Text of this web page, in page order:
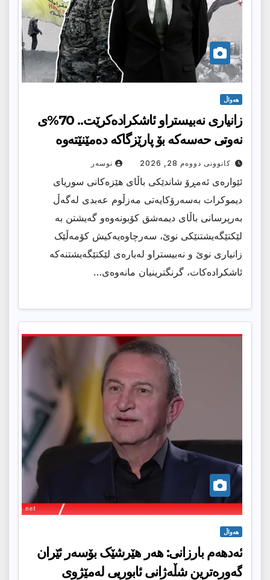
هەواڵ
زانیاری نەبیستراو ئاشکرادەکرێت.. 70%ی
نەوتی حەسەکە بۆ پارێزگاکە دەمێنێتەوە
کانوونی دووەم 28, 2026 نوسەر
ئێوارەی ئەمڕۆ شاندێکی باڵای هێزەکانی سوریای
دیموکرات بەسەرۆکایەتی مەزڵوم عەبدی لەگەڵ
بەرپرسانی باڵای دیمەشق کۆبونەوەو گەیشتن بە
لێکتێگەیشتنێکی نوێ، سەرچاوەیەکیش کۆمەڵێک
زانیاری نوێ و نەبیستراو لەبارەی لێکتێگەیشتنەکە
ئاشکرادەکات، گرنگترینیان مانەوەی…
هەواڵ
ئەدهەم بارزانی: هەر هێرشێک بۆسەر ئێران
گەورەترین شڵەژانی ئابوریی لەمێژوی